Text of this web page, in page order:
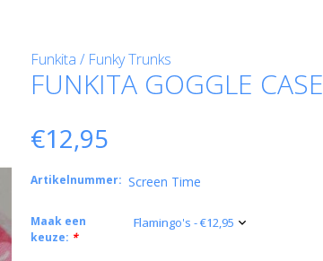
Funkita / Funky Trunks
FUNKITA GOGGLE CASE
€12,95
Artikelnummer: Screen Time
Maak een
keuze: *